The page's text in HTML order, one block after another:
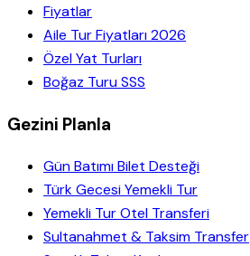
Fiyatlar
Aile Tur Fiyatları 2026
Özel Yat Turları
Boğaz Turu SSS
Gezini Planla
Gün Batımı Bilet Desteği
Türk Gecesi Yemekli Tur
Yemekli Tur Otel Transferi
Sultanahmet & Taksim Transfer